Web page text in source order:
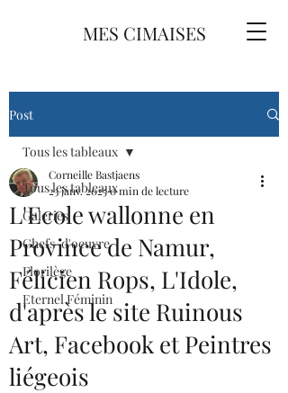
MES CIMAISES
Post
Tous les tableaux
Galeries
Chefs-d'oeuvre
Florilège
Eternel Féminin
Tous les tableaux
L'Ecole wallonne en
Province de Namur,
Félicien Rops, L'Idole,
d'après le site Ruinous
Art, Facebook et Peintres
liégeois
Corneille Bastjaens
23 janv. 20250 min de lecture